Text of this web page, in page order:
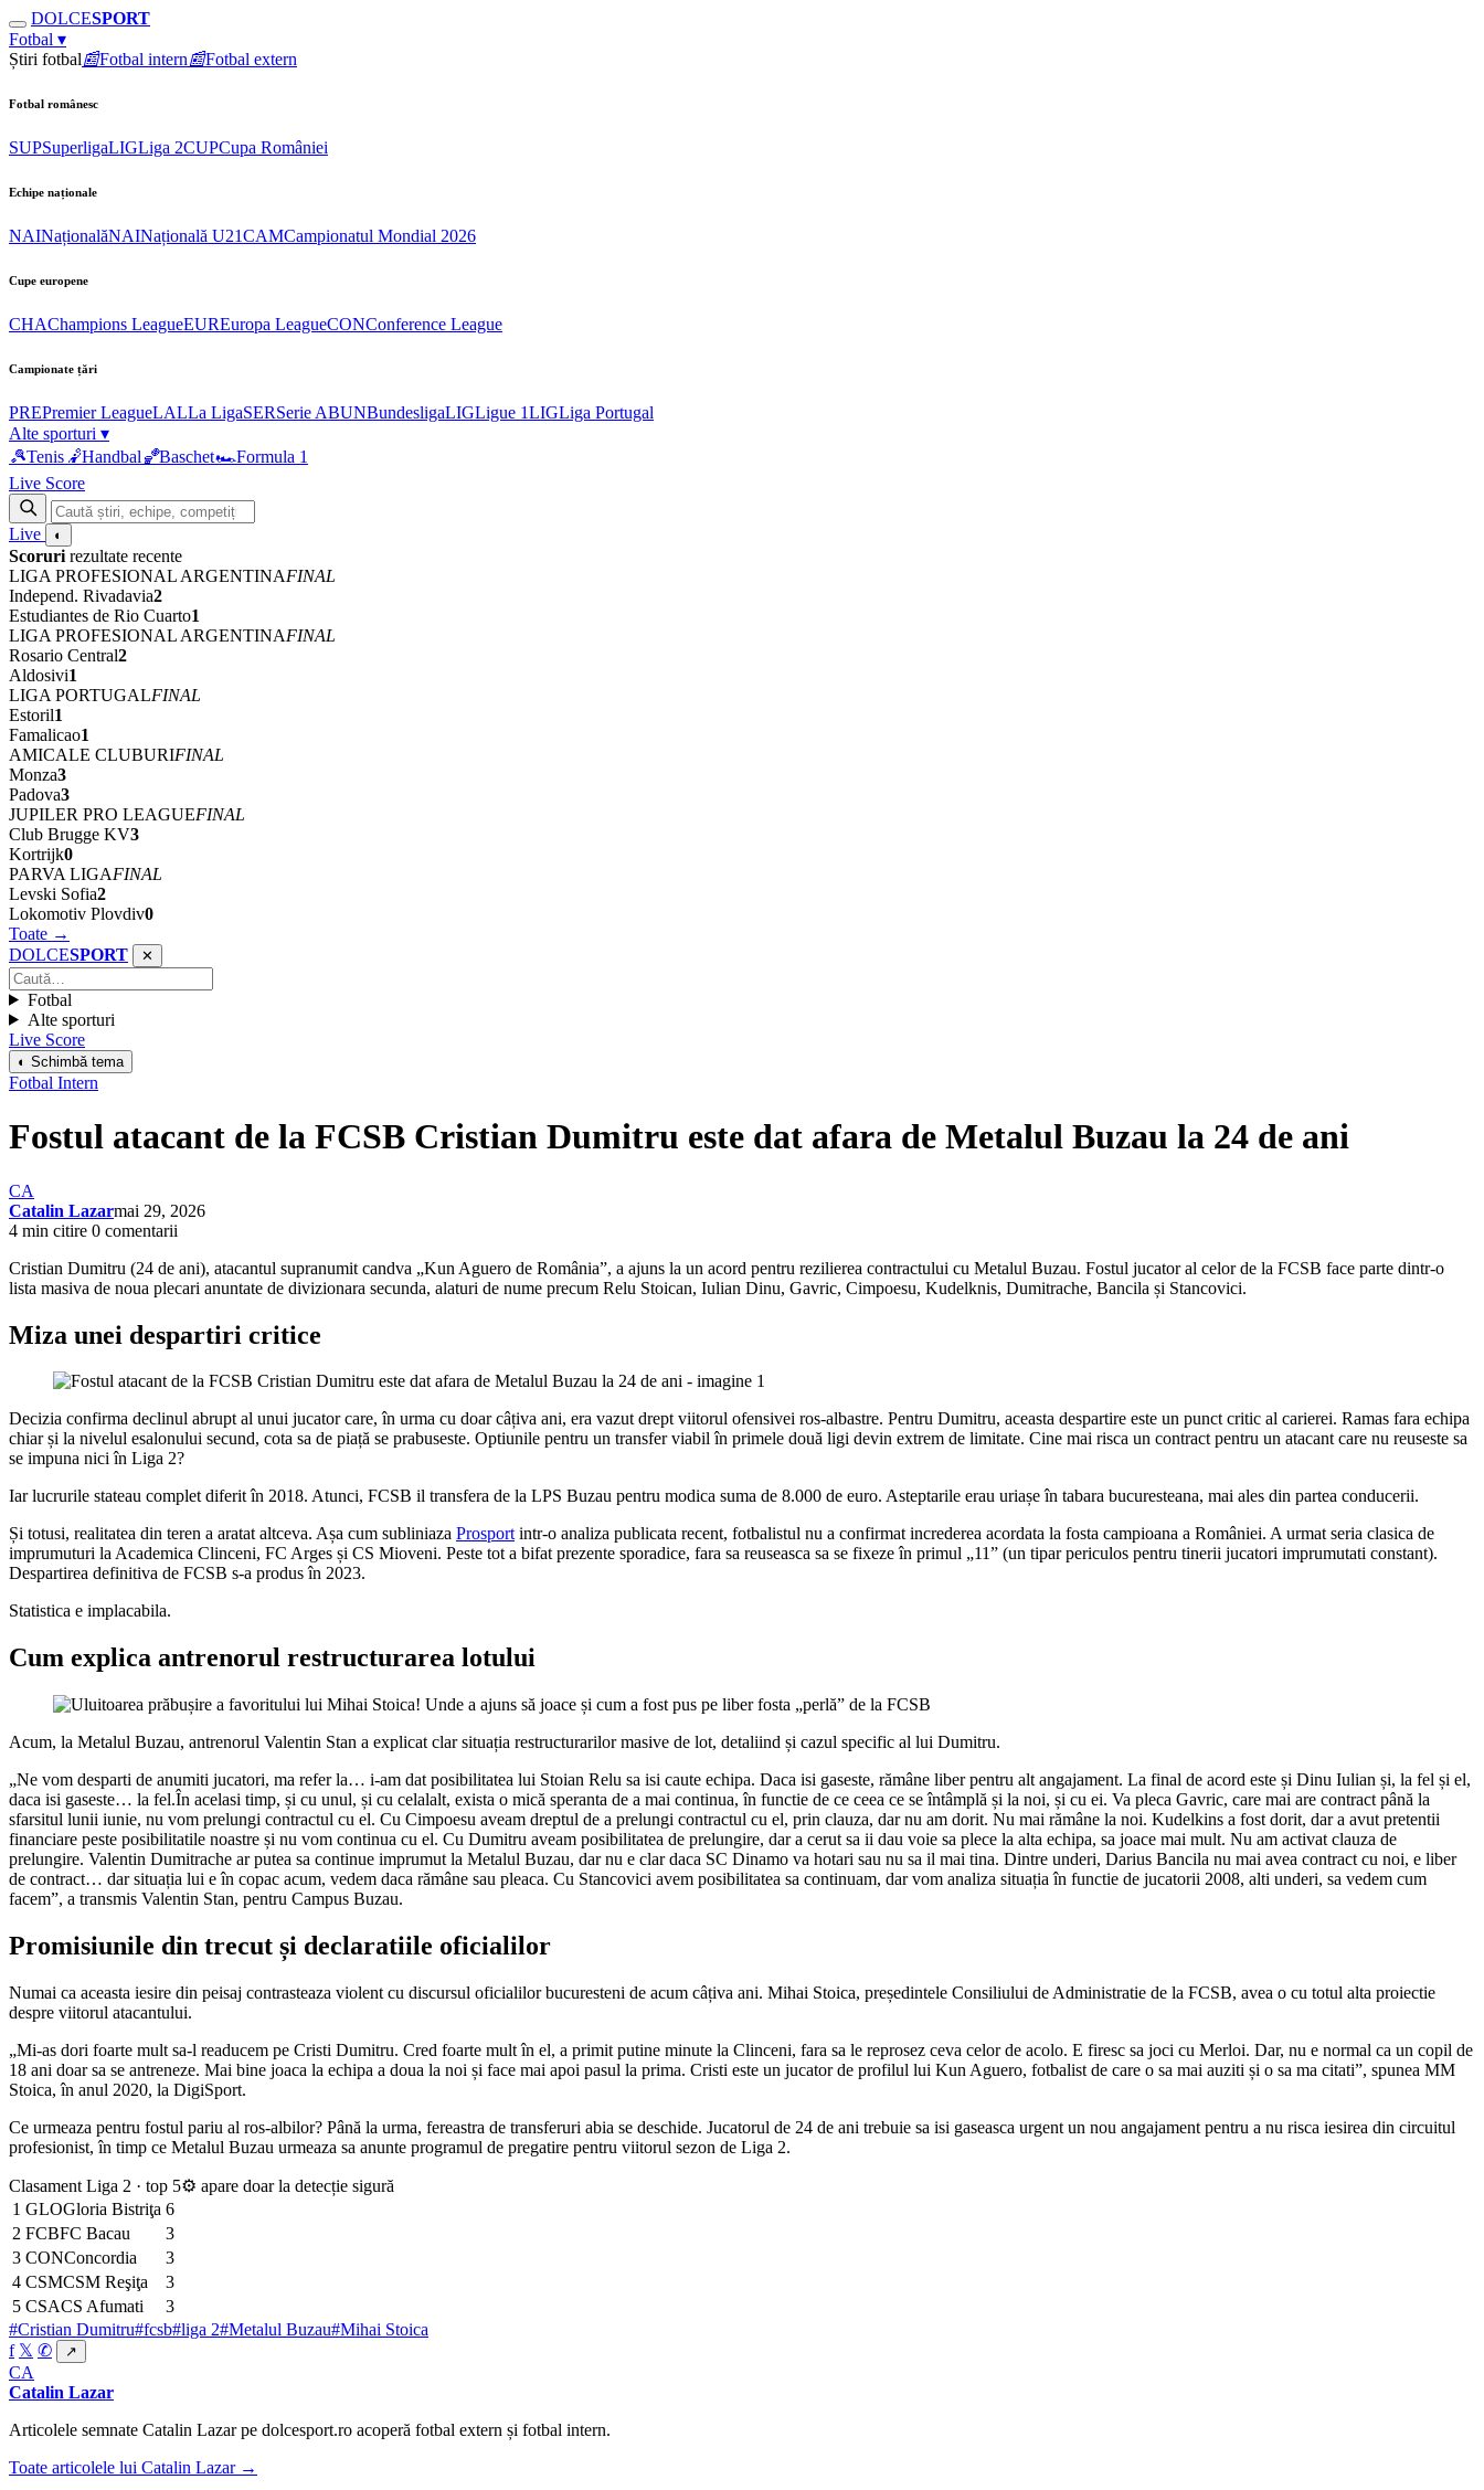
DOLCESPORT
Fotbal ▾
Știri fotbal📰Fotbal intern📰Fotbal extern
Fotbal românesc
SUPSuperligaLIGLiga 2CUPCupa României
Echipe naționale
NAINaționalăNAINațională U21CAMCampionatul Mondial 2026
Cupe europene
CHAChampions LeagueEUREuropa LeagueCONConference League
Campionate țări
PREPremier LeagueLALLa LigaSERSerie ABUNBundesligaLIGLigue 1LIGLiga Portugal
Alte sporturi ▾
🎾Tenis 🤾Handbal🏀Baschet🏎Formula 1
Live Score
Live ◐
Scoruri rezultate recente
LIGA PROFESIONAL ARGENTINAFINAL
Independ. Rivadavia2
Estudiantes de Rio Cuarto1
LIGA PROFESIONAL ARGENTINAFINAL
Rosario Central2
Aldosivi1
LIGA PORTUGALFINAL
Estoril1
Famalicao1
AMICALE CLUBURIFINAL
Monza3
Padova3
JUPILER PRO LEAGUEFINAL
Club Brugge KV3
Kortrijk0
PARVA LIGAFINAL
Levski Sofia2
Lokomotiv Plovdiv0
Toate →
DOLCESPORT ✕
Fotbal
Alte sporturi
Live Score
◐ Schimbă tema
Fotbal Intern
Fostul atacant de la FCSB Cristian Dumitru este dat afara de Metalul Buzau la 24 de ani
CA
Catalin Lazarmai 29, 2026
4 min citire 0 comentarii
Cristian Dumitru (24 de ani), atacantul supranumit candva „Kun Aguero de România”, a ajuns la un acord pentru rezilierea contractului cu Metalul Buzau. Fostul jucator al celor de la FCSB face parte dintr-o
lista masiva de noua plecari anuntate de divizionara secunda, alaturi de nume precum Relu Stoican, Iulian Dinu, Gavric, Cimpoesu, Kudelknis, Dumitrache, Bancila și Stancovici.
Miza unei despartiri critice
Decizia confirma declinul abrupt al unui jucator care, în urma cu doar câțiva ani, era vazut drept viitorul ofensivei ros-albastre. Pentru Dumitru, aceasta despartire este un punct critic al carierei. Ramas fara echipa
chiar și la nivelul esalonului secund, cota sa de piață se prabuseste. Optiunile pentru un transfer viabil în primele două ligi devin extrem de limitate. Cine mai risca un contract pentru un atacant care nu reuseste sa
se impuna nici în Liga 2?
Iar lucrurile stateau complet diferit în 2018. Atunci, FCSB il transfera de la LPS Buzau pentru modica suma de 8.000 de euro. Asteptarile erau uriașe în tabara bucuresteana, mai ales din partea conducerii.
Și totusi, realitatea din teren a aratat altceva. Așa cum subliniaza Prosportintr-o analiza publicata recent, fotbalistul nu a confirmat increderea acordata la fosta campioana a României. A urmat seria clasica de
imprumuturi la Academica Clinceni, FC Arges și CS Mioveni. Peste tot a bifat prezente sporadice, fara sa reuseasca sa se fixeze în primul „11” (un tipar periculos pentru tinerii jucatori imprumutati constant).
Despartirea definitiva de FCSB s-a produs în 2023.
Statistica e implacabila.
Cum explica antrenorul restructurarea lotului
Acum, la Metalul Buzau, antrenorul Valentin Stan a explicat clar situația restructurarilor masive de lot, detaliind și cazul specific al lui Dumitru.
„Ne vom desparti de anumiti jucatori, ma refer la… i-am dat posibilitatea lui Stoian Relu sa isi caute echipa. Daca isi gaseste, rămâne liber pentru alt angajament. La final de acord este și Dinu Iulian și, la fel și el,
daca isi gaseste… la fel.În acelasi timp, și cu unul, și cu celalalt, exista o mică speranta de a mai continua, în functie de ce ceea ce se întâmplă și la noi, și cu ei. Va pleca Gavric, care mai are contract până la
sfarsitul lunii iunie, nu vom prelungi contractul cu el. Cu Cimpoesu aveam dreptul de a prelungi contractul cu el, prin clauza, dar nu am dorit. Nu mai rămâne la noi. Kudelkins a fost dorit, dar a avut pretentii
financiare peste posibilitatile noastre și nu vom continua cu el. Cu Dumitru aveam posibilitatea de prelungire, dar a cerut sa ii dau voie sa plece la alta echipa, sa joace mai mult. Nu am activat clauza de
prelungire. Valentin Dumitrache ar putea sa continue imprumut la Metalul Buzau, dar nu e clar daca SC Dinamo va hotari sau nu sa il mai tina. Dintre underi, Darius Bancila nu mai avea contract cu noi, e liber
de contract… dar situația lui e în copac acum, vedem daca rămâne sau pleaca. Cu Stancovici avem posibilitatea sa continuam, dar vom analiza situația în functie de jucatorii 2008, alti underi, sa vedem cum
facem”, a transmis Valentin Stan, pentru Campus Buzau.
Promisiunile din trecut și declaratiile oficialilor
Numai ca aceasta iesire din peisaj contrasteaza violent cu discursul oficialilor bucuresteni de acum câțiva ani. Mihai Stoica, președintele Consiliului de Administratie de la FCSB, avea o cu totul alta proiectie
despre viitorul atacantului.
„Mi-as dori foarte mult sa-l readucem pe Cristi Dumitru. Cred foarte mult în el, a primit putine minute la Clinceni, fara sa le reprosez ceva celor de acolo. E firesc sa joci cu Merloi. Dar, nu e normal ca un copil de
18 ani doar sa se antreneze. Mai bine joaca la echipa a doua la noi și face mai apoi pasul la prima. Cristi este un jucator de profilul lui Kun Aguero, fotbalist de care o sa mai auziti și o sa ma citati”, spunea MM
Stoica, în anul 2020, la DigiSport.
Ce urmeaza pentru fostul pariu al ros-albilor? Până la urma, fereastra de transferuri abia se deschide. Jucatorul de 24 de ani trebuie sa isi gaseasca urgent un nou angajament pentru a nu risca iesirea din circuitul
profesionist, în timp ce Metalul Buzau urmeaza sa anunte programul de pregatire pentru viitorul sezon de Liga 2.
Clasament Liga 2 · top 5⚙ apare doar la detecție sigură
1 GLOGloria Bistriţa 6
2 FCBFC Bacau
3
3 CONConcordia
3
4 CSMCSM Reşiţa
3
5 CSACS Afumati
3
#Cristian Dumitru#fcsb#liga 2#Metalul Buzau#Mihai Stoica
f 𝕏 ✆ ↗
CA
Catalin Lazar
Articolele semnate Catalin Lazar pe dolcesport.ro acoperă fotbal extern și fotbal intern.
Toate articolele lui Catalin Lazar →